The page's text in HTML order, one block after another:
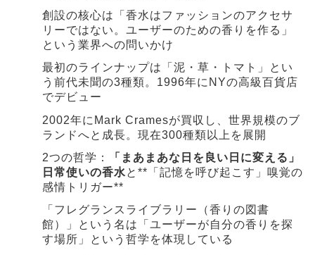
創設の核心は「香水はファッションのアクセサ
リーではない。ユーザーのための香りを作る」
という業界への問いかけ
最初のラインナップは「泥・草・トマト」とい
う前代未聞の3種類。1996年にNYの高級百貨店
でデビュー
2002年にMark Cramesが買収し、世界規模のブ
ランドへと成長。現在300種類以上を展開
2つの哲学：
「まあまあな日を良い日に変える」
日常使いの香水と**「記憶を呼び起こす」嗅覚の
感情トリガー**
「フレグランスライブラリー（香りの図書
館）」という名は「ユーザーが自分の香りを探
す場所」という哲学を体現している